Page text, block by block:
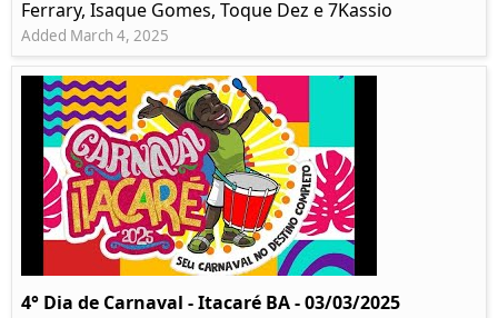
Ferrary, Isaque Gomes, Toque Dez e 7Kassio
Added March 4, 2025
4° Dia de Carnaval - Itacaré BA - 03/03/2025